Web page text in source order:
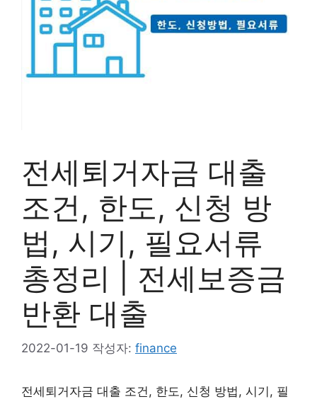
전세퇴거자금 대출
조건, 한도, 신청 방
법, 시기, 필요서류
총정리 | 전세보증금
반환 대출
2022-01-19 작성자: finance
전세퇴거자금 대출 조건, 한도, 신청 방법, 시기, 필